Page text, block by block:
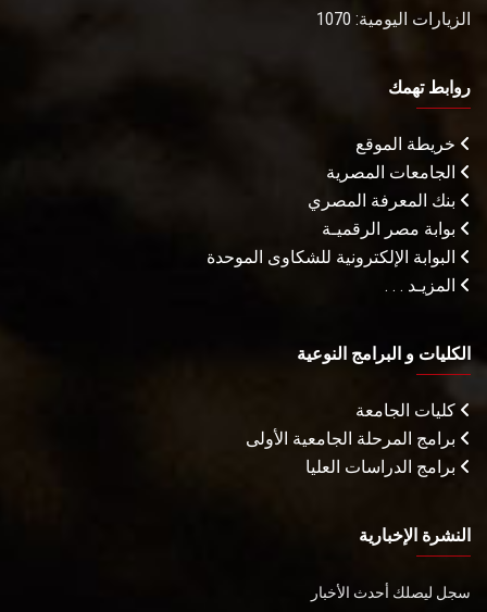
الزيارات اليومية: 1070
روابط تهمك
خريطة الموقع
الجامعات المصرية
بنك المعرفة المصري
بوابة مصر الرقميـة
البوابة الإلكترونية للشكاوى الموحدة
المزيـد . . .
الكليات و البرامج النوعية
كليات الجامعة
برامج المرحلة الجامعية الأولى
برامج الدراسات العليا
النشرة الإخبارية
سجل ليصلك أحدث الأخبار